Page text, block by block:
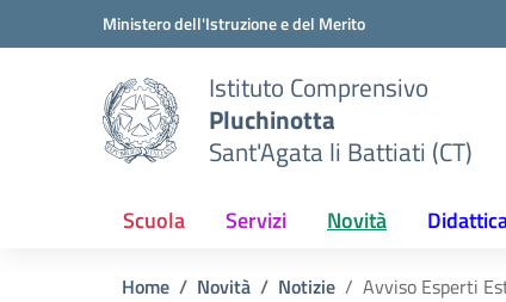
Vai ai contenuti
Vai al menu di navigazioneMinistero dell'Istruzione e del Merito
Istituto Comprensivo
Pluchinotta
Sant'Agata li Battiati (CT)
Scuola Servizi Novità
Home Novità Notizie Avviso Esperti